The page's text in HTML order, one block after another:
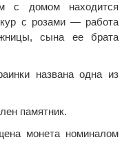
с домом находится
с розами — работа
сына ее брата
названа одна из
памятник.
монета номиналом